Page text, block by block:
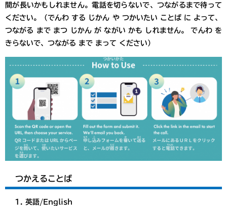
間が長いかもしれません。電話を切らないで、つながるまで待って
ください。（でんわ する じかん や つかいたい ことば に よって、
つながる まで まつ じかん が ながい かも しれません。 でんわ を
きらないで、つながる まで まって ください）
つかえることば
英語/English